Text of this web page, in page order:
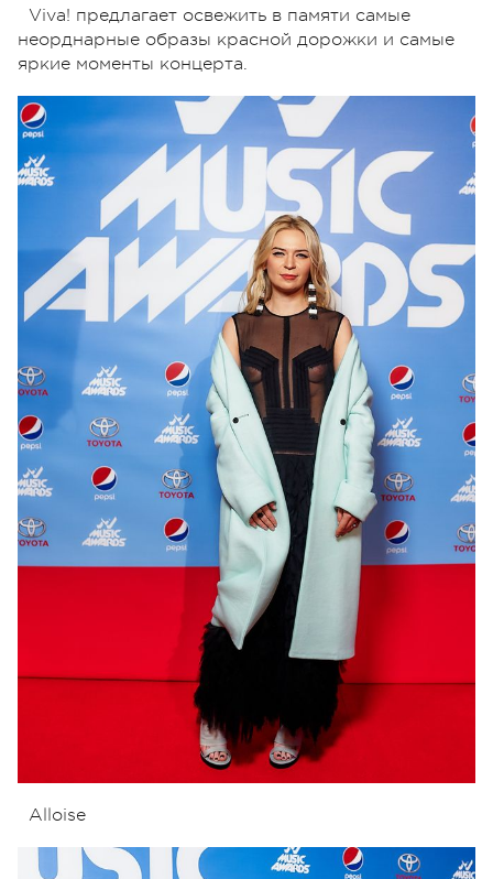
Viva! предлагает освежить в памяти самые
неорднарные образы красной дорожки и самые
яркие моменты концерта.
Alloise